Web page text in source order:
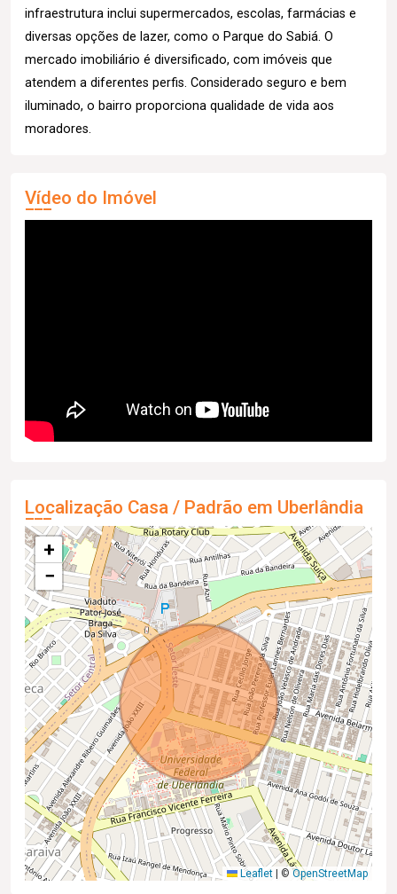
infraestrutura inclui supermercados, escolas, farmácias e
diversas opções de lazer, como o Parque do Sabiá. O
mercado imobiliário é diversificado, com imóveis que
atendem a diferentes perfis. Considerado seguro e bem
iluminado, o bairro proporciona qualidade de vida aos
moradores.
Vídeo do Imóvel
Localização Casa / Padrão em Uberlândia
+
−
Leaflet © OpenStreetMap